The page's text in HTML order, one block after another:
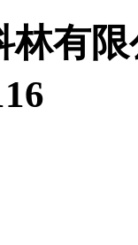
林有